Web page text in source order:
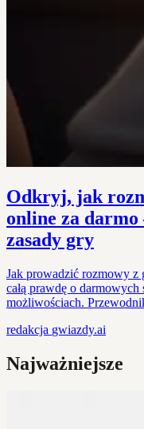
Odkryj, jak
online za darmo
zasady gry
Jak prowadzić rozmowy z
całą prawdę o
możliwościach.
redakcja gwiazdy.ai
Najważniejsze